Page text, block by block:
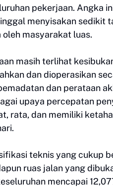
pekerjaan. Angka
menyisakan sedikit
masyarakat luas.
masih terlihat
dan dioperasikan
dan perataan
upaya percepatan
rata, dan memiliki
teknis yang cukup
ruas jalan yang
mencapai